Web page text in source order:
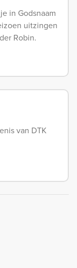
in Godsnaam
uitzingen
Robin.
van DTK